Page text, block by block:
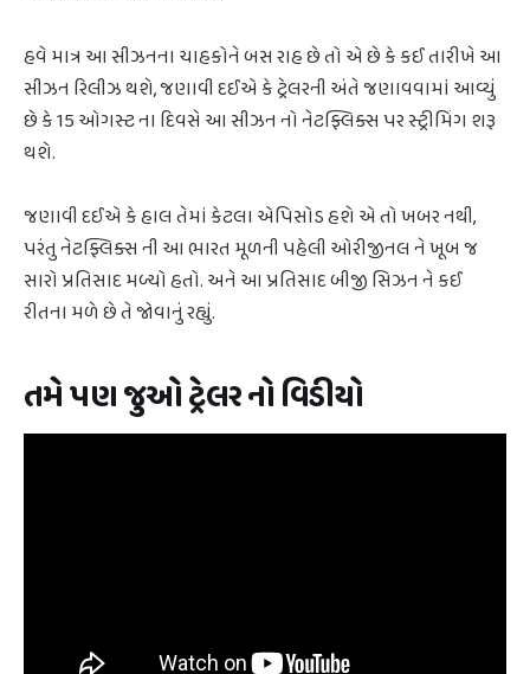
હવે માત્ર આ સીઝનના ચાહકોને બસ રાહ છે તો એ છે કે કઈ તારીખે આ
સીઝન રિલીઝ થશે, જણાવી દઈએ કે ટ્રેલરની અંતે જણાવવામાં આવ્યું
છે કે 15 ઓગસ્ટ ના દિવસે આ સીઝન નો નેટફ્લિક્સ પર સ્ટ્રીમિંગ શરૂ
થશે.
જણાવી દઈએ કે હાલ તેમાં કેટલા એપિસોડ હશે એ તો ખબર નથી,
પરંતુ નેટફ્લિક્સ ની આ ભારત મૂળની પહેલી ઓરીજીનલ ને ખૂબ જ
સારો પ્રતિસાદ મળ્યો હતો. અને આ પ્રતિસાદ બીજી સિઝન ને કઈ
રીતના મળે છે તે જોવાનું રહ્યું.
તમે પણ જુઓ ટ્રેલર નો વિડીયો